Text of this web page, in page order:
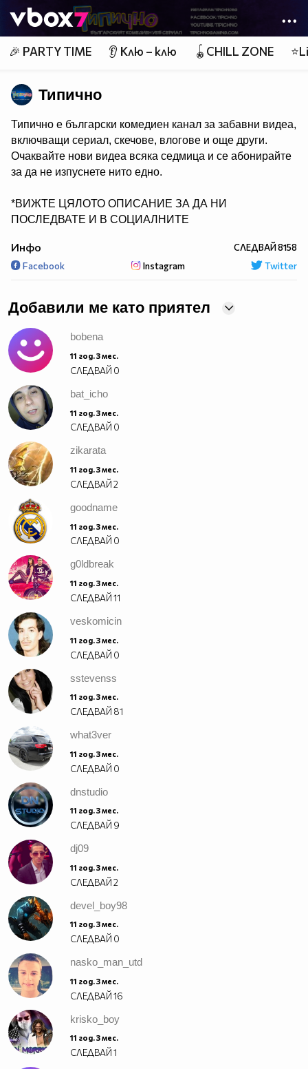
👾
🎉 PARTY TIME 👂 Клю – клю 🪀CHILL ZONE
Типично
Типично е български комедиен канал за забавни видеа,
включващи сериал, скечове, влогове и още други.
Очаквайте нови видеа всяка седмица и се абонирайте
за да не изпуснете нито едно.
*ВИЖТЕ ЦЯЛОТО ОПИСАНИЕ ЗА ДА НИ
ПОСЛЕДВАТЕ И В СОЦИАЛНИТЕ
Инфо СЛЕДВАЙ8158
Facebook Instagram Twitter
Добавили ме като приятел
bobena
11 год. 3 мес.
СЛЕДВАЙ 0
bat_icho
11 год. 3 мес.
СЛЕДВАЙ 0
zikarata
11 год. 3 мес.
СЛЕДВАЙ2
goodname
11 год. 3 мес.
СЛЕДВАЙ 0
g0ldbreak
11 год. 3 мес.
СЛЕДВАЙ11
veskomicin
11 год. 3 мес.
СЛЕДВАЙ 0
sstevenss
11 год. 3 мес.
СЛЕДВАЙ 81
what3ver
11 год. 3 мес.
СЛЕДВАЙ 0
dnstudio
11 год. 3 мес.
СЛЕДВАЙ 9
dj09
11 год. 3 мес.
СЛЕДВАЙ2
devel_boy98
11 год. 3 мес.
СЛЕДВАЙ 0
nasko_man_utd
11 год. 3 мес.
СЛЕДВАЙ16
krisko_boy
11 год. 3 мес.
СЛЕДВАЙ1